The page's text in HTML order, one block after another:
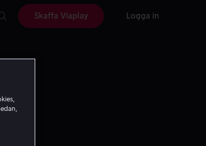
Skaffa Viaplay Logga in